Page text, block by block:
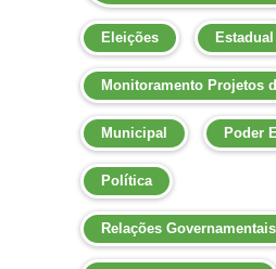
Eleições Estadual
Monitoramento Projetos
Municipal Poder
Política
Relações Governamentais